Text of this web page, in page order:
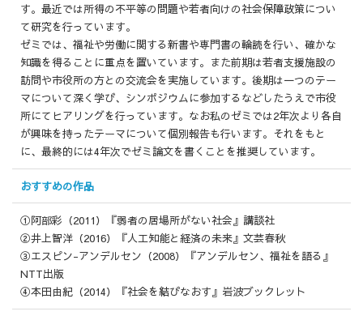
す。最近では所得の不平等の問題や若者向けの社会保障政策につい
て研究を行っています。
ゼミでは、福祉や労働に関する新書や専門書の輪読を行い、確かな
知識を得ることに重点を置いています。また前期は若者支援施設の
訪問や市役所の方との交流会を実施しています。後期は一つのテー
マについて深く学び、シンポジウムに参加するなどしたうえで市役
所にてヒアリングを行っています。なお私のゼミでは2年次より各自
が興味を持ったテーマについて個別報告も行います。それをもと
に、最終的には4年次でゼミ論文を書くことを推奨しています。
おすすめの作品
①阿部彩（2011）『弱者の居場所がない社会』講談社
②井上智洋（2016）『人工知能と経済の未来』文芸春秋
③エスピン-アンデルセン（2008）『アンデルセン、福祉を語る』
NTT出版
④本田由紀（2014）『社会を結びなおす』岩波ブックレット